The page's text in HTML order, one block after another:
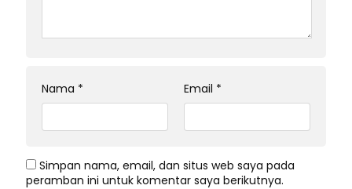
Nama * Email *
Simpan nama, email, dan situs web saya pada
peramban ini untuk komentar saya berikutnya.